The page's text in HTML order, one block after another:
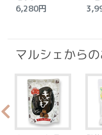
6,280円 ト
マルシェから